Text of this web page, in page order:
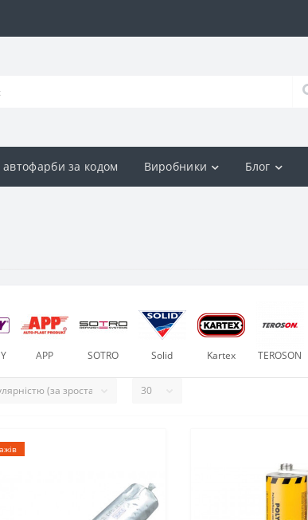
автофарби за кодом Виробники Блог
APP SOTRO Solid Kartex TEROSON